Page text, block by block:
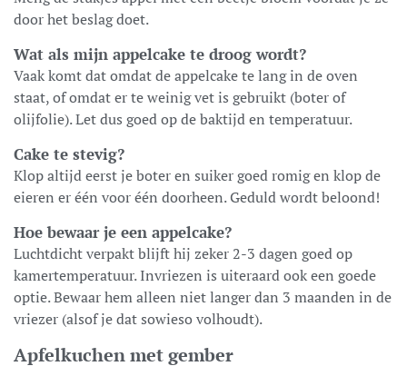
door het beslag doet.
Wat als mijn appelcake te droog wordt?
Vaak komt dat omdat de appelcake te lang in de oven
staat, of omdat er te weinig vet is gebruikt (boter of
olijfolie). Let dus goed op de baktijd en temperatuur.
Cake te stevig?
Klop altijd eerst je boter en suiker goed romig en klop de
eieren er één voor één doorheen. Geduld wordt beloond!
Hoe bewaar je een appelcake?
Luchtdicht verpakt blijft hij zeker 2-3 dagen goed op
kamertemperatuur. Invriezen is uiteraard ook een goede
optie. Bewaar hem alleen niet langer dan 3 maanden in de
vriezer (alsof je dat sowieso volhoudt).
Apfelkuchen met gember